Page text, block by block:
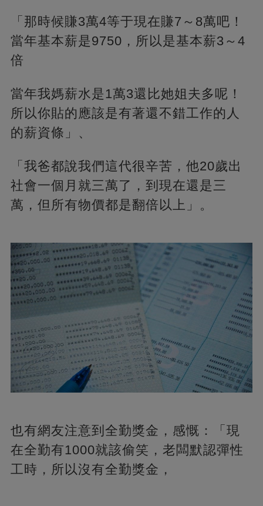
「那時候賺3萬4等于現在賺7～8萬吧！
當年基本薪是9750，所以是基本薪3～4
倍
當年我媽薪水是1萬3還比她姐夫多呢！
所以你貼的應該是有著還不錯工作的人
的薪資條」、
「我爸都說我們這代很辛苦，他20歲出
社會一個月就三萬了，到現在還是三
萬，但所有物價都是翻倍以上」。
也有網友注意到全勤獎金，感慨：「現
在全勤有1000就該偷笑，老闆默認彈性
工時，所以沒有全勤獎金，